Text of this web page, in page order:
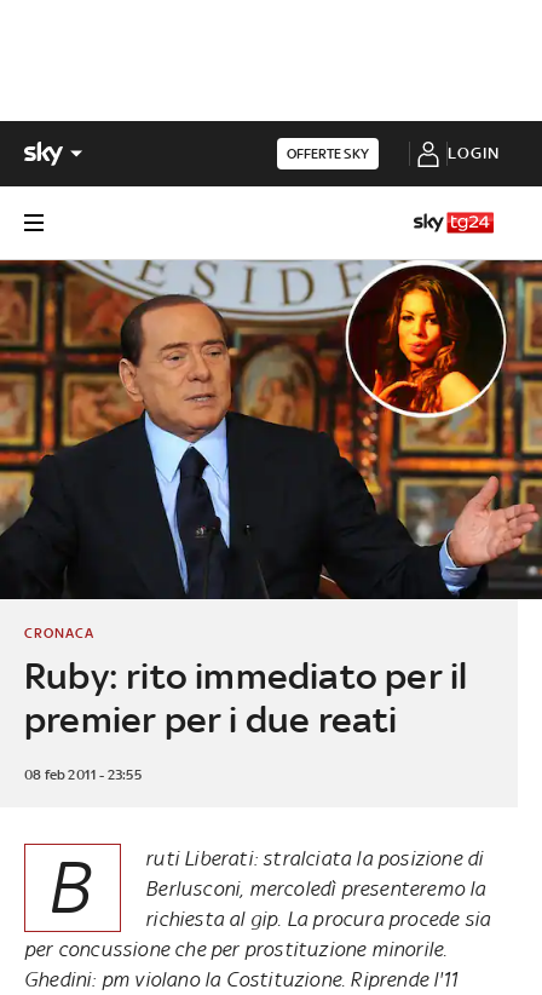
OFFERTE SKY LOGIN
Ruby: rito immediato per il
premier per i due reati
CRONACA
08 feb 2011 - 23:55
B
ruti Liberati: stralciata la posizione di
Berlusconi, mercoledì presenteremo la
richiesta al gip. La procura procede sia
per concussione che per prostituzione minorile.
Ghedini: pm violano la Costituzione. Riprende l'11